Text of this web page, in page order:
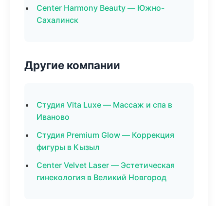
Center Harmony Beauty — Южно-
Сахалинск
Другие компании
Студия Vita Luxe — Массаж и спа в
Иваново
Студия Premium Glow — Коррекция
фигуры в Кызыл
Center Velvet Laser — Эстетическая
гинекология в Великий Новгород